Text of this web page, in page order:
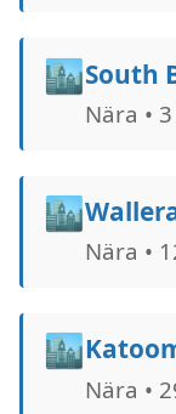
🏙️South
Nära •
🏙️
Nära •
🏙️
Nära •